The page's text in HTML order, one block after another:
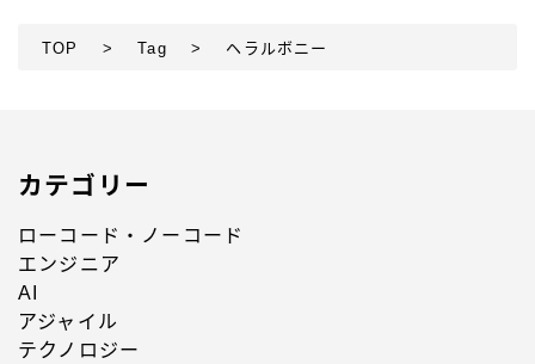
TOP > Tag > ヘラルボニー
カテゴリー
ローコード・ノーコード
エンジニア
AI
アジャイル
テクノロジー